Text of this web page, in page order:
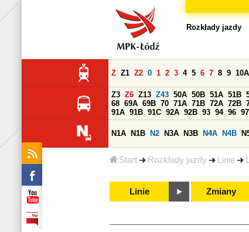
Start Rozkłady jazdy Linie
Rozkłady jazdy
Z Z1 Z2 0 1 2 3 4 5 6 7 8 9 10A
Z3 Z6 Z13 Z43 50A 50B 51A 51B
68 69A 69B 70 71A 71B 72A 72B
91A 91B 91C 92A 92B 93 94 96
N1A N1B N2 N3A N3B N4A N4B
Linie Zmiany